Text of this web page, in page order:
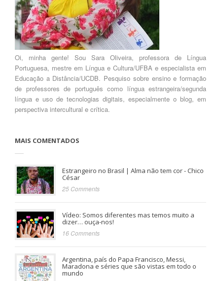
Oi, minha gente! Sou Sara Oliveira, professora de Língua
Portuguesa, mestre em Língua e Cultura/UFBA e especialista em
Educação a Distância/UCDB. Pesquiso sobre ensino e formação
de professores de português como língua estrangeira/segunda
língua e uso de tecnologias digitais, especialmente o blog, em
perspectiva intercultural e crítica.
MAIS COMENTADOS
Estrangeiro no Brasil | Alma não tem cor - Chico
César
25 Comments
Vídeo: Somos diferentes mas temos muito a
dizer… ouça-nos!
16 Comments
Argentina, país do Papa Francisco, Messi,
Maradona e séries que são vistas em todo o
mundo